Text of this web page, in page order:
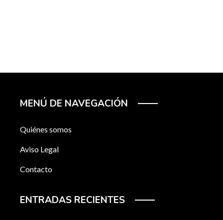
MENÚ DE NAVEGACIÓN
Quiénes somos
Aviso Legal
Contacto
ENTRADAS RECIENTES